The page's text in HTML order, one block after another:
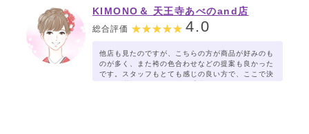
KIMONO＆ 天王寺あべのand店
総合評価 4.0
他店も見たのですが、こちらの方が商品が好みのも
のが多く、また袴の色合わせなどの提案も良かった
です。スタッフもとても感じの良い方で、ここで決